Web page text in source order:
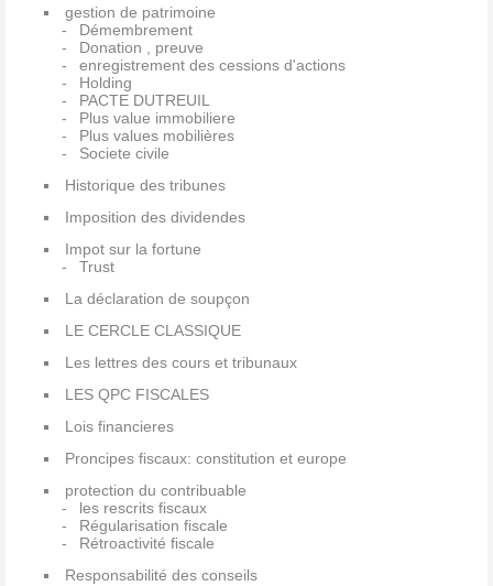
gestion de patrimoine
Démembrement
Donation , preuve
enregistrement des cessions d'actions
Holding
PACTE DUTREUIL
Plus value immobiliere
Plus values mobilières
Societe civile
Historique des tribunes
Imposition des dividendes
Impot sur la fortune
Trust
La déclaration de soupçon
LE CERCLE CLASSIQUE
Les lettres des cours et tribunaux
LES QPC FISCALES
Lois financieres
Proncipes fiscaux: constitution et europe
protection du contribuable
les rescrits fiscaux
Régularisation fiscale
Rétroactivité fiscale
Responsabilité des conseils